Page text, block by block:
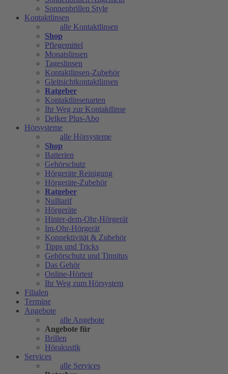
Sonnenbrillen Style
Kontaktlinsen
alle Kontaktlinsen
Shop
Pflegemittel
Monatslinsen
Tageslinsen
Kontaktlinsen-Zubehör
Gleitsichtkontaktlinsen
Ratgeber
Kontaktlinsenarten
Ihr Weg zur Kontaktlinse
Delker Plus-Abo
Hörsysteme
alle Hörsysteme
Shop
Batterien
Gehörschutz
Hörgeräte Reinigung
Hörgeräte-Zubehör
Ratgeber
Nulltarif
Hörgeräte
Hinter-dem-Ohr-Hörgerät
Im-Ohr-Hörgerät
Konnektivität & Zubehör
Tipps und Tricks
Gehörschutz und Tinnitus
Das Gehör
Online-Hörtest
Ihr Weg zum Hörsystem
Filialen
Termine
Angebote
alle Angebote
Angebote für
Brillen
Hörakustik
Services
alle Services